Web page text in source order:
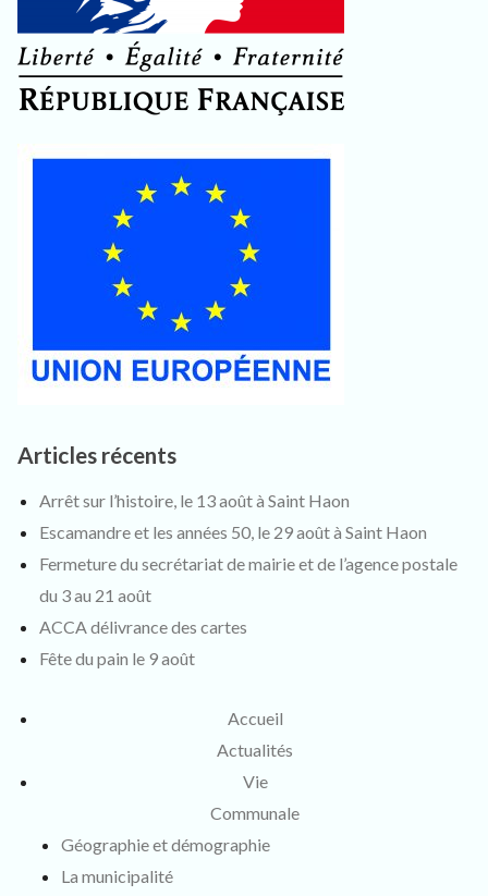
Articles récents
Arrêt sur l’histoire, le 13 août à Saint Haon
Escamandre et les années 50, le 29 août à Saint Haon
Fermeture du secrétariat de mairie et de l’agence postale
du 3 au 21 août
ACCA délivrance des cartes
Fête du pain le 9 août
Accueil
Actualités
Vie
Communale
Géographie et démographie
La municipalité